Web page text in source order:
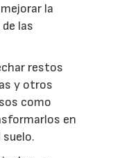
la
las
restos
y otros
como
en